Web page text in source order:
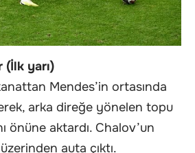
(İlk yarı)
Mendes’in ortasında
arka direğe yönelen topu
önüne aktardı. Chalov’un
auta çıktı.